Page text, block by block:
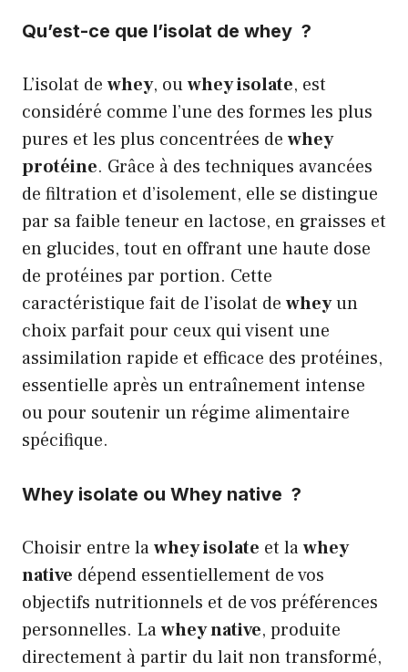
Qu’est-ce que l’isolat de whey ?
L’isolat de whey, ouwhey isolate, est
considéré comme l’une des formes les plus
pures et les plus concentrées de whey
protéine. Grâce à des techniques avancées
de filtration et d’isolement, elle se distingue
par sa faible teneur en lactose, en graisses et
en glucides, tout en offrant une haute dose
de protéines par portion. Cette
caractéristique fait de l’isolat de wheyun
choix parfait pour ceux qui visent une
assimilation rapide et efficace des protéines,
essentielle après un entraînement intense
ou pour soutenir un régime alimentaire
spécifique.
Whey isolate ou Whey native ?
Choisir entre lawhey isolate et lawhey
native dépend essentiellement de vos
objectifs nutritionnels et de vos préférences
personnelles. Lawhey native, produite
directement à partir du lait non transformé,